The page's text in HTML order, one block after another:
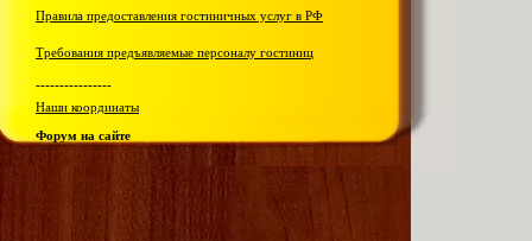
Правила предоставления гостиничных услуг в РФ
Требования предъявляемые персоналу гостиниц
----------------
Наши координаты
Форум на сайте